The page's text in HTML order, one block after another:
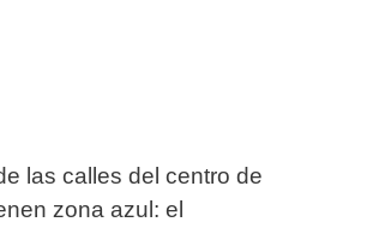
las calles del centro de
zona azul: el